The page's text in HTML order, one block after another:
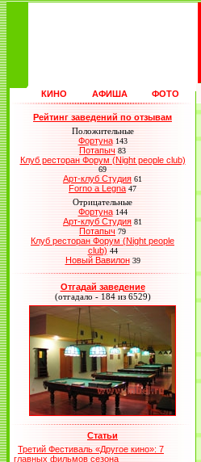
КИНО АФИША ФОТО
Рейтинг заведений по отзывам
Положительные
Фортуна 143
Потапыч 83
Клуб ресторан Форум (Night people club)
69
Арт-клуб Студия 61
Forno a Legna 47
Отрицательные
Фортуна 144
Арт-клуб Студия 81
Потапыч 79
Клуб ресторан Форум (Night people
club) 44
Новый Вавилон 39
Отгадай заведение
(отгадало - 184 из 6529)
Статьи
Третий Фестиваль «Другое кино»: 7
главных фильмов сезона